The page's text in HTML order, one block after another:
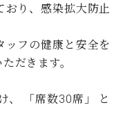
おり、感染拡大防止
ッフの健康と安全を
だきます。
、 「席数30席」 と